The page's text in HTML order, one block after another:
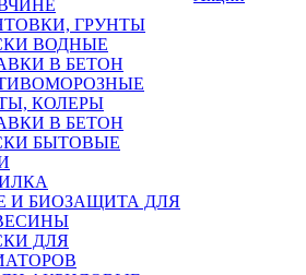
ГРУНТЫ
ВОДНЫЕ
В БЕТОН
КОЛЕРЫ
В БЕТОН
БЫТОВЫЕ
И БИОЗАЩИТА ДЛЯ
ДЛЯ